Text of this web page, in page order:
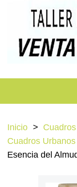
Inicio
Cuadros
Esencia del